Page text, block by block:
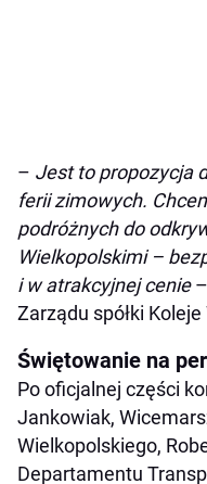
– Jest to propozycja
ferii zimowych.
podróżnych do
Wielkopolskimi –
i w atrakcyjnej cenie–
Zarządu spółki
Świętowanie na
Po oficjalnej części
Jankowiak,
Wielkopolskiego,
Departamentu